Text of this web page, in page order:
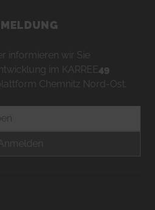
informieren wir Sie
im KARREE49
Chemnitz Nord-Ost.